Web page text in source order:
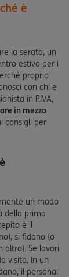
è
la serata, un
estivo per i
proprio
con chi e
in P.IVA,
in mezzo
consigli per
un modo
della prima
è il
si fidano (o
altro). Se lavori
visita. In un
il personal